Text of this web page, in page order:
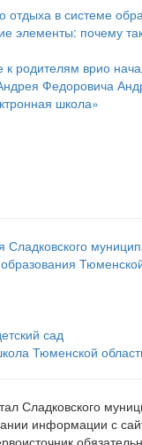
Сладковского
информации с